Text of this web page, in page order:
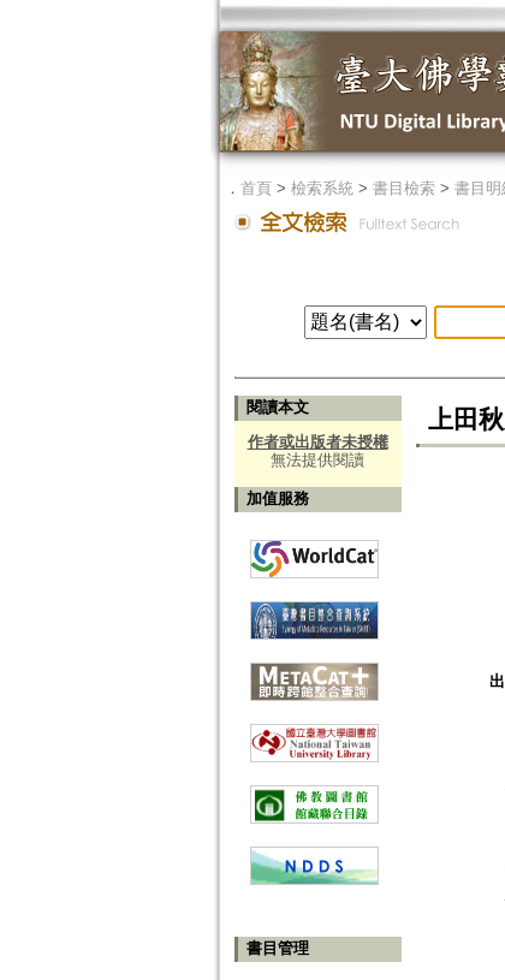
． 首頁> 檢索系統> 書目檢索> 書目明
閱讀本文
作者或出版者未授權
無法提供閱讀
加值服務
書目管理
上田